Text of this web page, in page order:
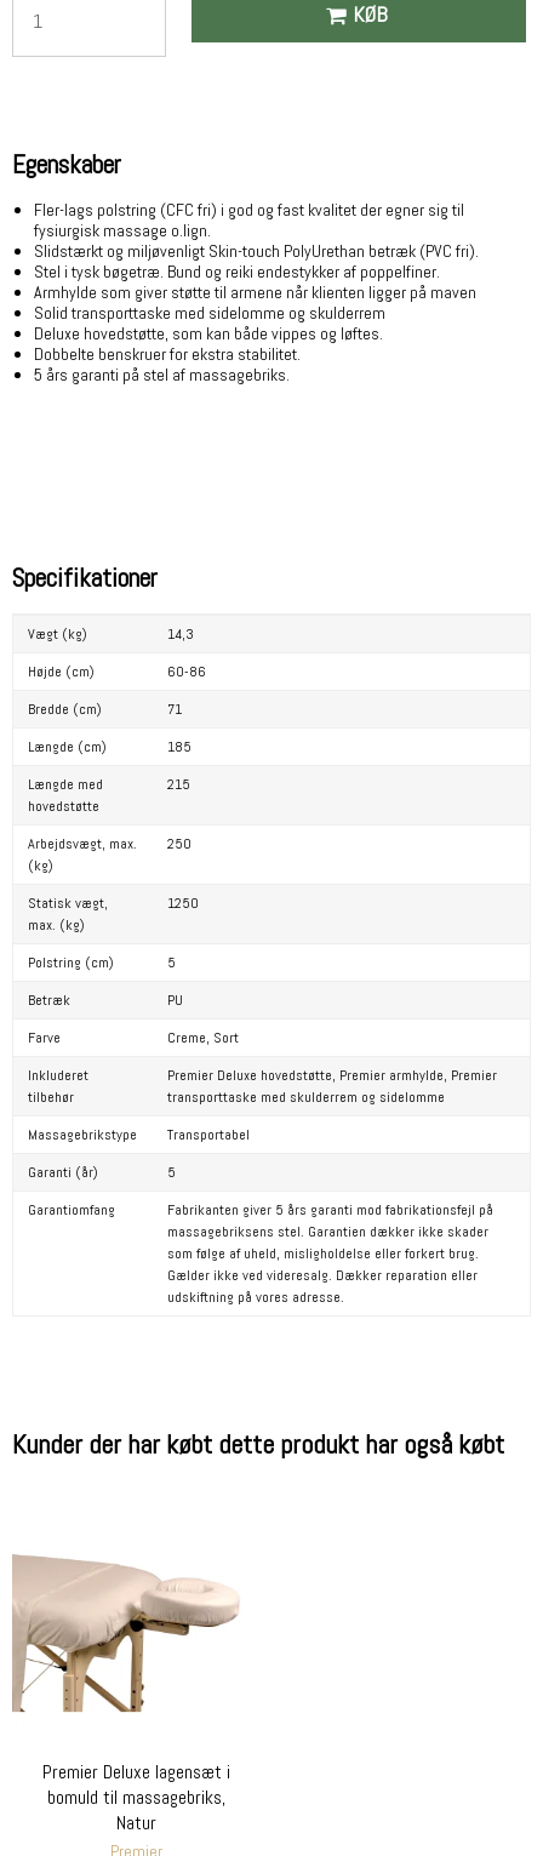
KØB
Egenskaber
Fler-lags polstring (CFC fri) i god og fast kvalitet der egner sig til
fysiurgisk massage o.lign.
Slidstærkt og miljøvenligt Skin-touch PolyUrethan betræk (PVC fri).
Stel i tysk bøgetræ. Bund og reiki endestykker af poppelfiner.
Armhylde som giver støtte til armene når klienten ligger på maven
Solid transporttaske med sidelomme og skulderrem
Deluxe hovedstøtte, som kan både vippes og løftes.
Dobbelte benskruer for ekstra stabilitet.
5 års garanti på stel af massagebriks.
Specifikationer
Vægt (kg)
14,3
Højde (cm)
60-86
Bredde (cm)
71
Længde (cm)
185
Længde med
hovedstøtte
215
Arbejdsvægt, max.
(kg)
250
Statisk vægt,
max. (kg)
1250
Polstring (cm)
5
Betræk
PU
Farve
Creme, Sort
Inkluderet
tilbehør
Premier Deluxe hovedstøtte, Premier armhylde, Premier
transporttaske med skulderrem og sidelomme
Massagebrikstype
Transportabel
Garanti (år)
5
Garantiomfang
Fabrikanten giver 5 års garanti mod fabrikationsfejl på
massagebriksens stel. Garantien dækker ikke skader
som følge af uheld, misligholdelse eller forkert brug.
Gælder ikke ved videresalg. Dækker reparation eller
udskiftning på vores adresse.
Kunder der har købt dette produkt har også købt
Premier Deluxe lagensæt i
bomuld til massagebriks,
Natur
Premier